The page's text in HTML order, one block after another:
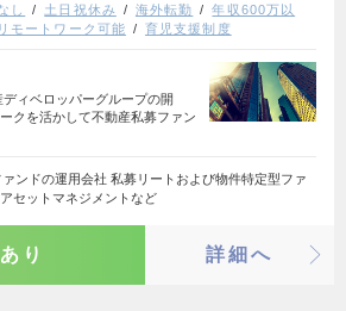
し 土日祝休み 海外転勤
年収600万以
リモートワーク可能 育児支援制度
ディベロッパーグループの開
クを活かして不動産私募ファン
ンドの運用会社 私募リートおよび物件特定型ファ
セットマネジメントなど
り 詳細へ